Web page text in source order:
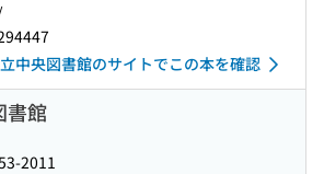
中央図書館のサイトでこの本を確認
書館
2011